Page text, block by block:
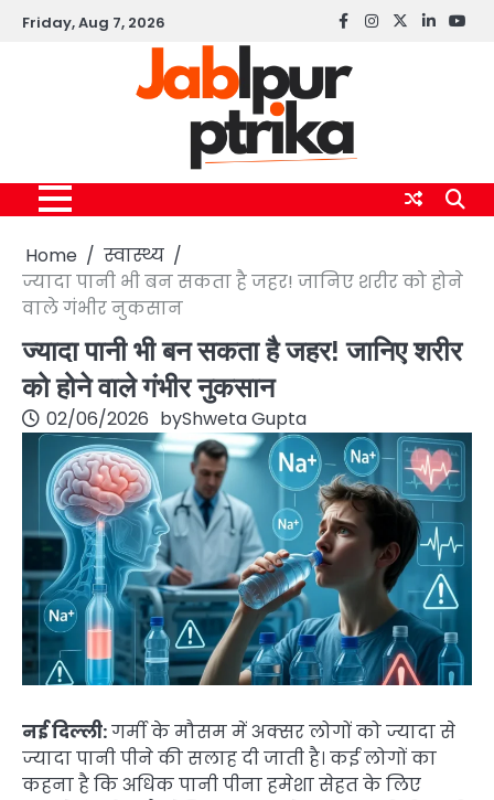
SkipFriday, Aug 7, 2026 Facebook
instagram
twitterlinkedin
Home
स्वास्थ्य
ज्यादा पानी भी बन सकता है जहर! जानिए शरीर को होने
वाले गंभीर नुकसान
ज्यादा पानी भी बन सकता है जहर! जानिए शरीर
को होने वाले गंभीर नुकसान
02/06/2026 byShweta Gupta
नई दिल्ली:गर्मी के मौसम में अक्सर लोगों को ज्यादा से
ज्यादा पानी पीने की सलाह दी जाती है। कई लोगों का
कहना है कि अधिक पानी पीना हमेशा सेहत के लिए